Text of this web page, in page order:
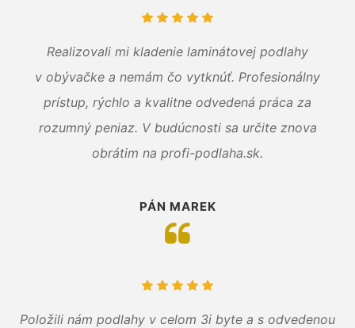
Realizovali mi kladenie laminátovej podlahy
v obývačke a nemám čo vytknúť. Profesionálny
prístup, rýchlo a kvalitne odvedená práca za
rozumný peniaz. V budúcnosti sa určite znova
obrátim na profi-podlaha.sk.
PÁN MAREK
Položili nám podlahy v celom 3i byte a s odvedenou